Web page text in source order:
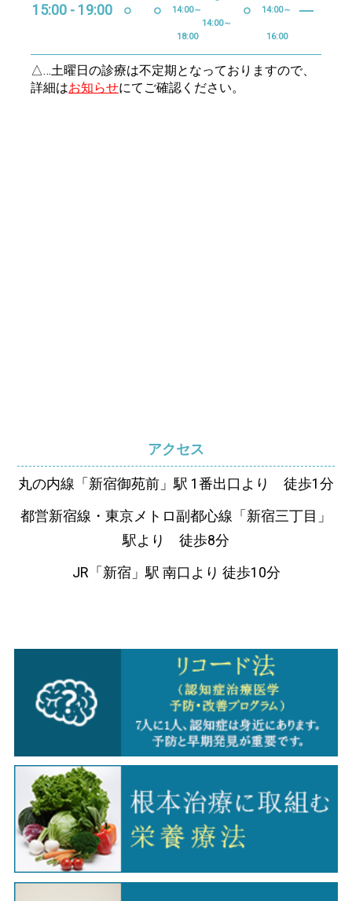
△…土曜日の診療は不定期となっておりますので、
詳細はお知らせにてご確認ください。
15:00 - 19:00 ○ ○ 14:00～
18:00
14:00～
○ 14:00～
16:00
―
アクセス
丸の内線「新宿御苑前」駅 1番出口より 徒歩1分
都営新宿線・東京メトロ副都心線「新宿三丁目」
駅より 徒歩8分
JR「新宿」駅 南口より 徒歩10分